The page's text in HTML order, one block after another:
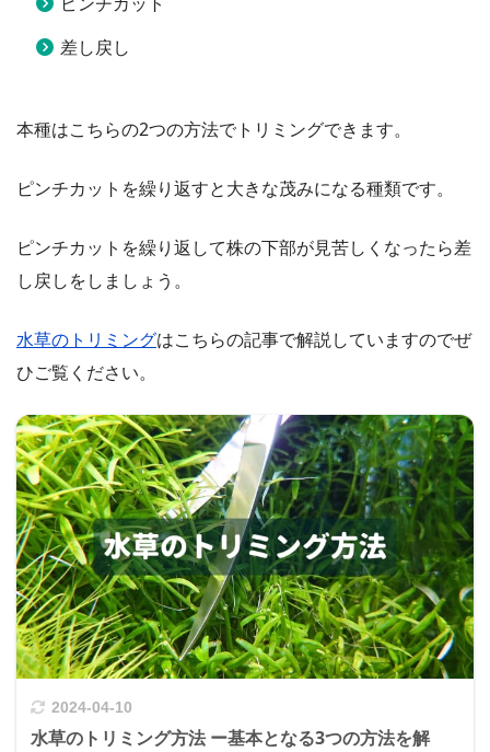
差し戻し
本種はこちらの2つの方法でトリミングできます。
ピンチカットを繰り返すと大きな茂みになる種類です。
ピンチカットを繰り返して株の下部が見苦しくなったら差
し戻しをしましょう。
水草のトリミングはこちらの記事で解説していますのでぜ
ひご覧ください。
2024-04-10
水草のトリミング方法 ー基本となる3つの方法を解